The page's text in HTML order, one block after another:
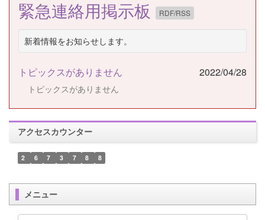
緊急連絡用掲示板 RDF/RSS
新着情報をお知らせします。
トピックスがありません 2022/04/28
トピックスがありません
アクセスカウンター
2 6 7 3 7 8 8
メニュー